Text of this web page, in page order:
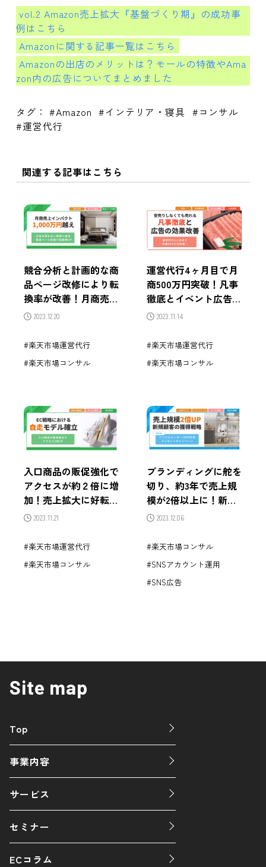
vol.2 Amazon売上拡大『基盤づくり期』の成功事
例はこちら
Amazonに関する記事一覧はこちら
Amazonの出店のメリットは？モールの特徴やAma
zon内の広告についてまとめました
タグ： Amazon インテリア・寝具
コンサル
運営代行
関連する記事はこちら
競合分析と計画的な商
品ページ改修により転
換率が改善！月商売上
インパクト1,000万円
2023.12.20
楽天市場運営代行
楽天市場コンサル
運営代行4ヶ月目で月
商500万円突破！凡事
徹底とイベント広告の
効果改善により売上を
2023.11.14
楽天市場運営代行
楽天市場コンサル
入口商品の販促強化で
アクセスが約２倍に増
加！売上拡大に好転し
自走モデルを作った成
2023.11.21
楽天市場運営代行
楽天市場コンサル
ブランディングに舵を
切り、約3年で売上規
模が2倍以上に！新規
顧客の獲得戦略とは？
2023.12.06
楽天市場コンサル
SNSアカウント運用
SNS広告
Site map
Top
事業内容
サービス
セミナー
ECコラム